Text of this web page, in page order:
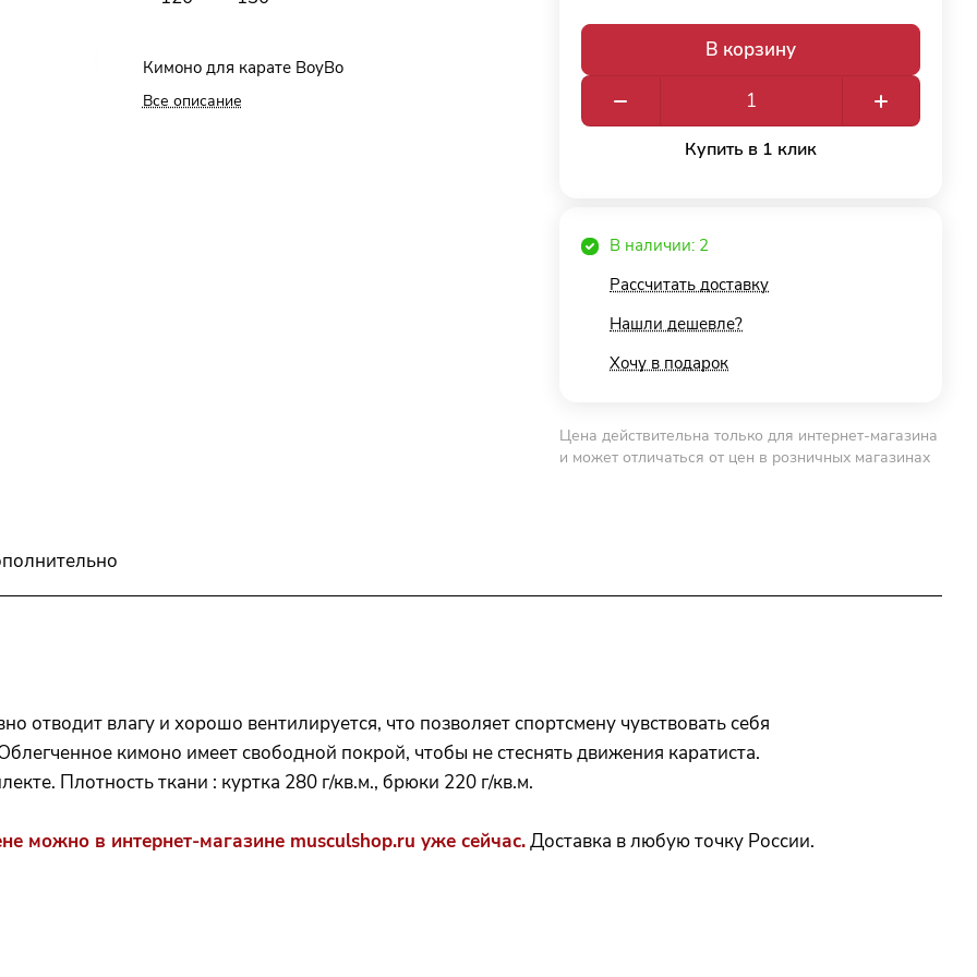
Кимоно для карате BoyBo
Все описание
В корзину
Купить в 1 клик
В наличии: 2
Рассчитать доставку
Нашли дешевле?
Хочу в подарок
Цена действительна только для интернет-магазина
и может отличаться от цен в розничных магазинах
отводит влагу и хорошо вентилируется, что позволяет спортсмену чувствовать себя
кимоно имеет свободной покрой, чтобы не стеснять движения каратиста.
Плотность ткани : куртка 280 г/кв.м., брюки 220 г/кв.м.
можно в интернет-магазине musculshop.ru уже сейчас.Доставка в любую точку России.